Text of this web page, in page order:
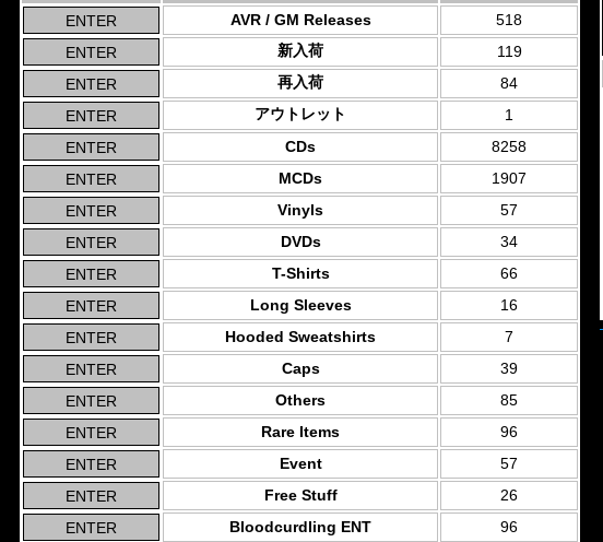
AVR / GM Releases
518
新入荷
119
再入荷
84
アウトレット
1
CDs
8258
MCDs
1907
Vinyls
57
DVDs
34
T-Shirts
66
Long Sleeves
16
Hooded Sweatshirts
7
Caps
39
Others
85
Rare Items
96
Event
57
Free Stuff
26
Bloodcurdling ENT
96